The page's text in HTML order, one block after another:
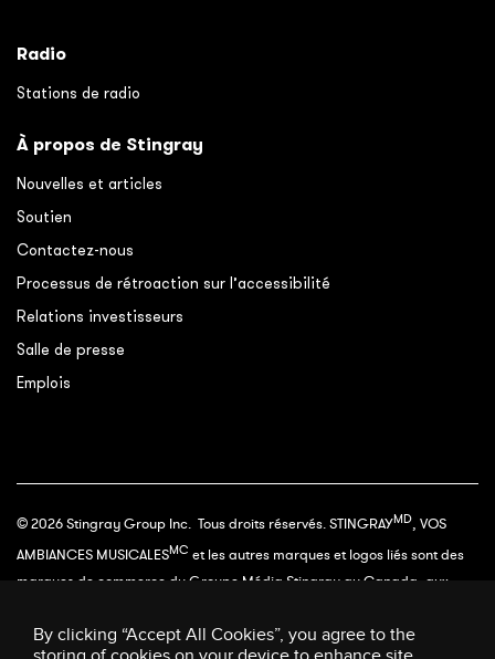
Radio
Stations de radio
À propos de Stingray
Nouvelles et articles
Soutien
Contactez-nous
Processus de rétroaction sur l’accessibilité
Relations investisseurs
Salle de presse
Emplois
© 2026 Stingray Group Inc. Tous droits réservés. STINGRAYMD, VOS
AMBIANCES MUSICALESMC et les autres marques et logos liés sont des
marques de commerce du Groupe Média Stingray au Canada, aux
By clicking “Accept All Cookies”, you agree to the